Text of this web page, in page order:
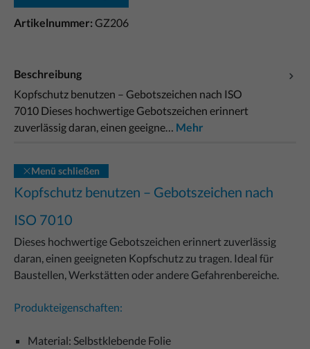
Artikelnummer: GZ206
Beschreibung
Kopfschutz benutzen – Gebotszeichen nach ISO
7010 Dieses hochwertige Gebotszeichen erinnert
zuverlässig daran, einen geeigne… Mehr
Menü schließen
Kopfschutz benutzen – Gebotszeichen nach
ISO 7010
Dieses hochwertige Gebotszeichen erinnert zuverlässig
daran, einen geeigneten Kopfschutz zu tragen. Ideal für
Baustellen, Werkstätten oder andere Gefahrenbereiche.
Produkteigenschaften:
Material: Selbstklebende Folie